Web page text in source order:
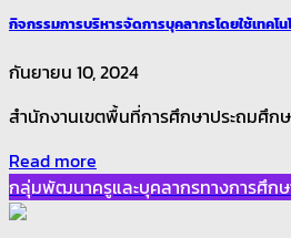
กิจกรรมการบริหารจัดการบุคลากรโดยใช้เทคโ
กันยายน 10, 2024
สำนักงานเขตพื้นที่การศึกษาประถมศึกษ
Read more
กลุ่มพัฒนาครูและบุคลากรทางการศึกษ